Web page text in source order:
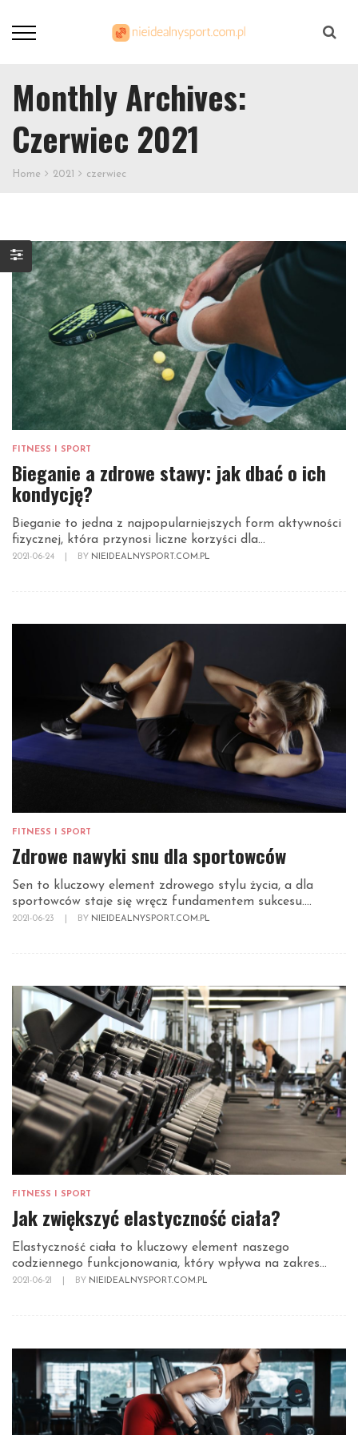
Monthly Archives:
Czerwiec 2021
Home 2021 czerwiec
FITNESS I SPORT
Bieganie a zdrowe stawy: jak dbać o ich
kondycję?
Bieganie to jedna z najpopularniejszych form aktywności
fizycznej, która przynosi liczne korzyści dla...
2021-06-24 BY NIEIDEALNYSPORT.COM.PL
FITNESS I SPORT
Zdrowe nawyki snu dla sportowców
Sen to kluczowy element zdrowego stylu życia, a dla
sportowców staje się wręcz fundamentem sukcesu....
2021-06-23 BY NIEIDEALNYSPORT.COM.PL
FITNESS I SPORT
Jak zwiększyć elastyczność ciała?
Elastyczność ciała to kluczowy element naszego
codziennego funkcjonowania, który wpływa na zakres...
2021-06-21 BY NIEIDEALNYSPORT.COM.PL